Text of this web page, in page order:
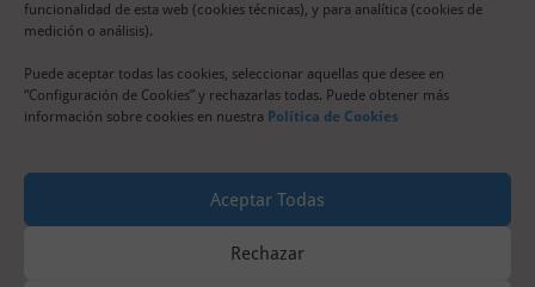
funcionalidad de esta web (cookies técnicas), y para analítica (cookies de
medición o análisis).
Puede aceptar todas las cookies, seleccionar aquellas que desee en
“Configuración de Cookies” y rechazarlas todas. Puede obtener más
información sobre cookies en nuestra Política de Cookies
Aceptar Todas
Rechazar